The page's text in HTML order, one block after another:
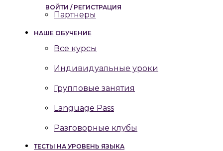
ВОЙТИ / РЕГИСТРАЦИЯ
Партнеры
НАШЕ ОБУЧЕНИЕ
Все курсы
Индивидуальные уроки
Групповые занятия
Language Pass
Разговорные клубы
ТЕСТЫ НА УРОВЕНЬ ЯЗЫКА